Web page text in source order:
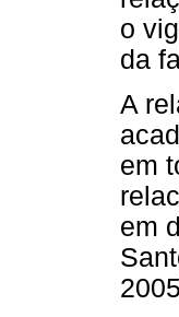
o
da
A
em
em